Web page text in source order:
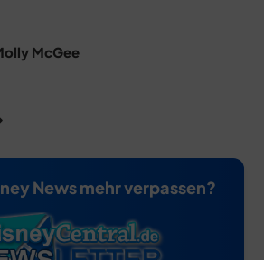
McGee
News mehr verpassen?